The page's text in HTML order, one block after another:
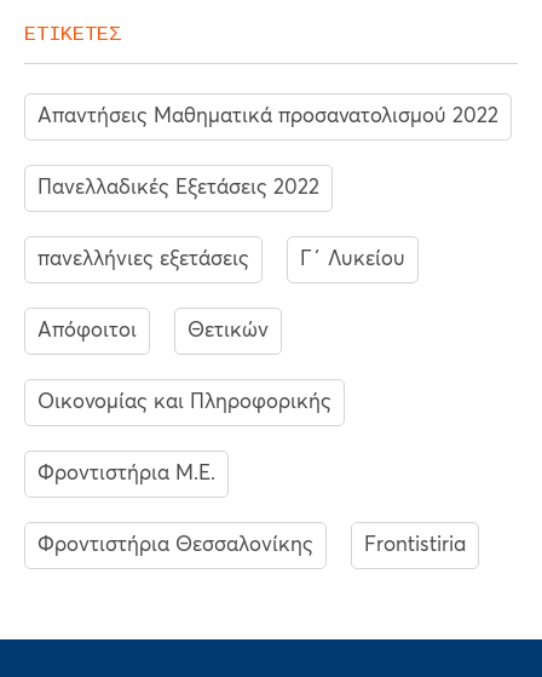
ΕΤΙΚΕΤΕΣ
Απαντήσεις Μαθηματικά προσανατολισμού 2022
Πανελλαδικές Εξετάσεις 2022
πανελλήνιες εξετάσεις Γ΄ Λυκείου
Απόφοιτοι Θετικών
Οικονομίας και Πληροφορικής
Φροντιστήρια Μ.Ε.
Φροντιστήρια Θεσσαλονίκης Frontistiria